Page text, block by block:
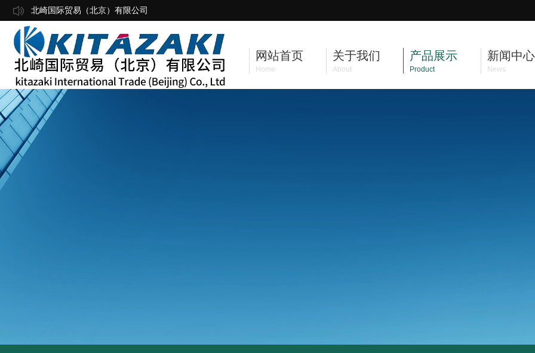
北崎国际贸易（北京）有限公司
网站首页
Home
关于我们
About
产品展示
Product
新闻中心
News